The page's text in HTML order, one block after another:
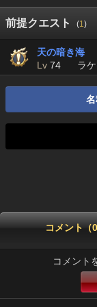
前提クエスト (1)
天の暗き海
Lv 74 ラ
コメント（
コメント